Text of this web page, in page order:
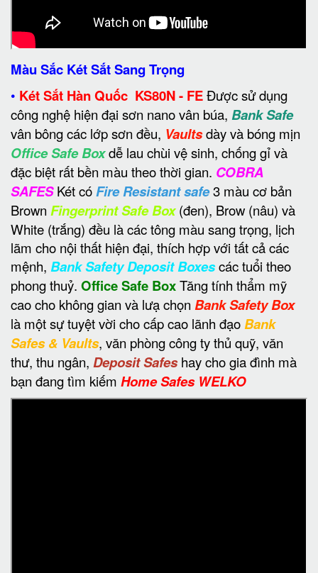
Màu Sắc Két Sắt Sang Trọng
• Két Sắt Hàn Quốc KS80N - FEĐược sử dụng
công nghệ hiện đại sơn nano vân búa, Bank Safe
vân bông các lớp sơn đều, Vaultsdày và bóng mịn
Office Safe Boxdễ lau chùi vệ sinh, chống gỉ và
đặc biệt rất bền màu theo thời gian. COBRA
SAFESKét cóFire Resistant safe3 màu cơ bản
Brown Fingerprint Safe Box(đen), Brow (nâu) và
White (trắng) đều là các tông màu sang trọng, lịch
lãm cho nội thất hiện đại, thích hợp với tất cả các
mệnh, Bank Safety Deposit Boxescác tuổi theo
phong thuỷ. Office Safe BoxTăng tính thẩm mỹ
cao cho không gian và lưạ chọn Bank Safety Box
là một sự tuyệt vời cho cấp cao lãnh đạoBank
Safes & Vaults, văn phòng công ty thủ quỹ, văn
thư, thu ngân, Deposit Safeshay cho gia đình mà
bạn đang tìm kiếm Home Safes WELKO